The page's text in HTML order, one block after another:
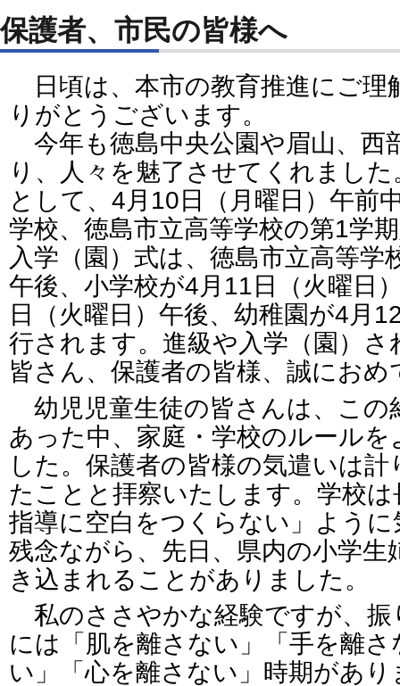
保護者、市民の皆様へ
日頃は、本市の教育推進にご理
りがとうございます。
今年も徳島中央公園や眉山、西
り、人々を魅了させてくれまし
として、4月10日（月曜日）午前
学校、徳島市立高等学校の第1学
入学（園）式は、徳島市立高等学
午後、小学校が4月11日（火曜日
日（火曜日）午後、幼稚園が4月
行されます。進級や入学（園）
皆さん、保護者の皆様、誠にお
幼児児童生徒の皆さんは、この
あった中、家庭・学校のルール
した。保護者の皆様の気遣いは
たことと拝察いたします。学校
指導に空白をつくらない」よう
残念ながら、先日、県内の小学生
き込まれることがありました。
私のささやかな経験ですが、振
には「肌を離さない」「手を離
い」「心を離さない」時期があ